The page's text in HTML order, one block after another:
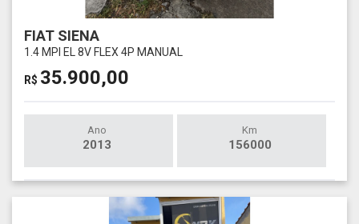
FIAT SIENA
1.4 MPI EL 8V FLEX 4P MANUAL
R$ 35.900,00
Ano
2013
Km
156000